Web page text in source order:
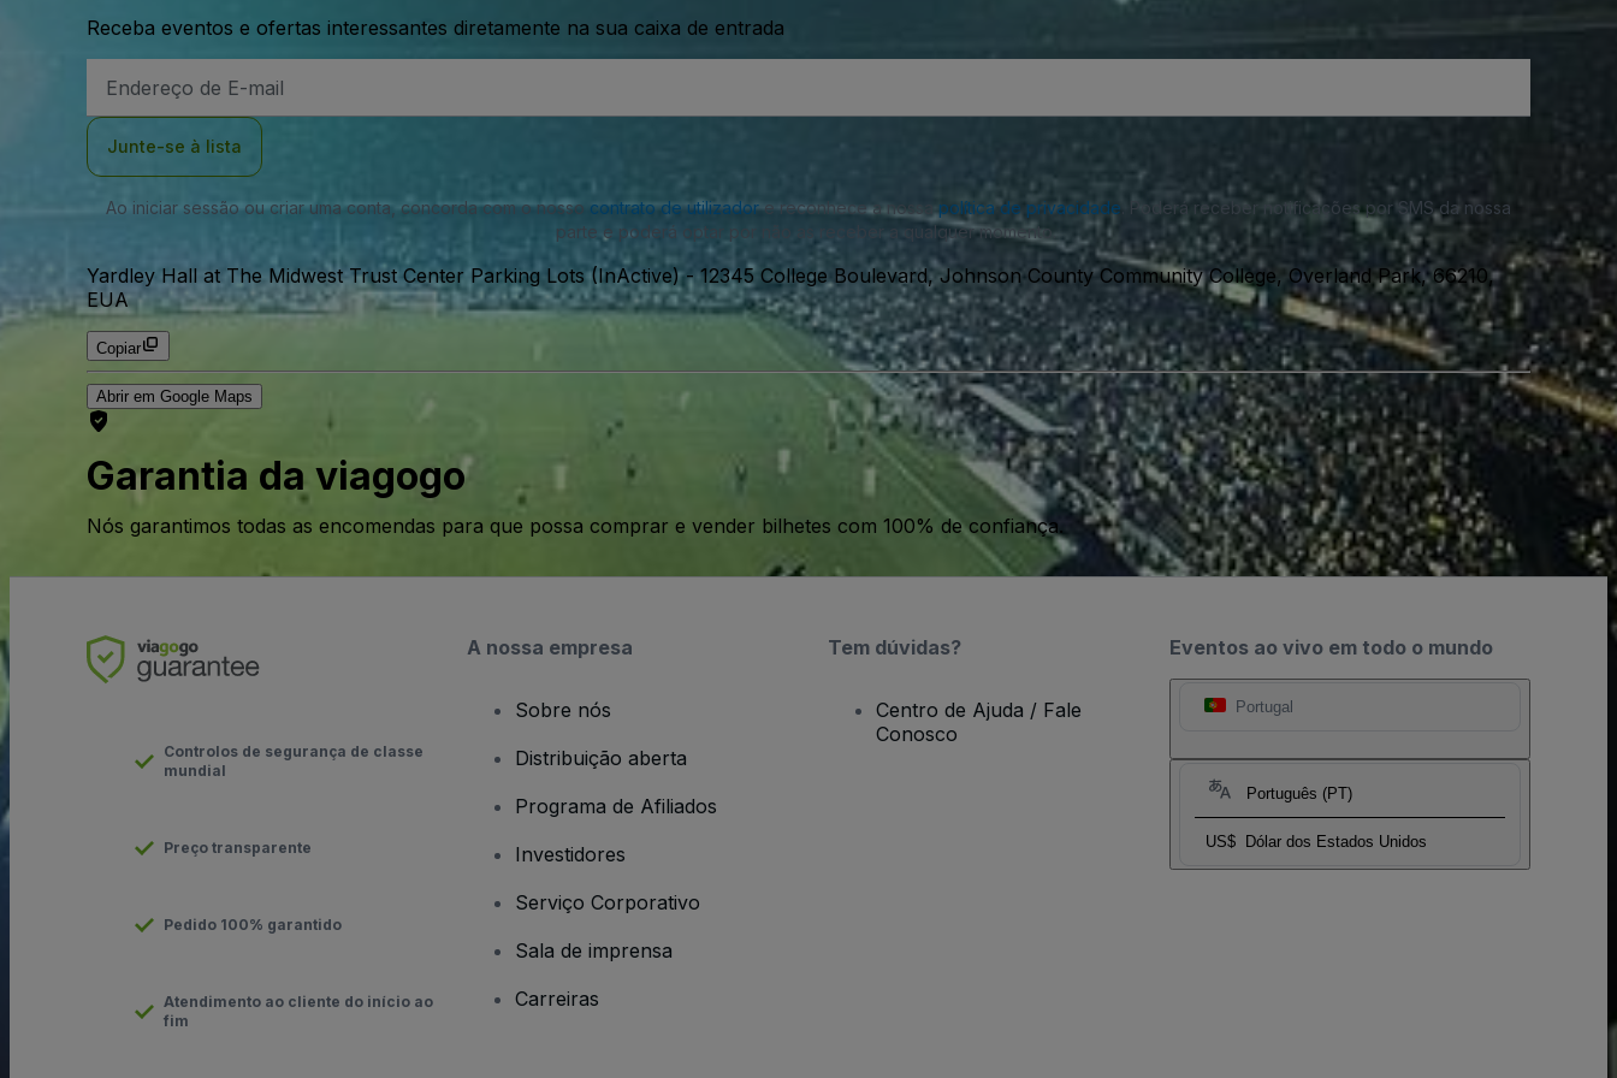
Receba eventos e ofertas interessantes diretamente na sua caixa de entrada
de
Junte-se à lista
Ao iniciar sessão ou criar uma conta, concorda com o nosso contrato de utilizadore reconhece a nossa política de privacidade . Poderá receber notificações por SMS da nossa
parte e poderá optar por não as receber a qualquer momento.
Yardley Hall at The Midwest Trust Center Parking Lots (InActive)-12345 College Boulevard, Johnson County Community College, Overland Park, 66210,
EUA
Copiar
Abrir em Google Maps
Garantia da viagogo
Nós garantimos todas as encomendas para que possa comprar e vender bilhetes com 100% de confiança.
Eventos ao vivo em todo o mundo
Portugal
Português (PT)
US$ Dólar dos Estados Unidos
Controlos de segurança de classe
mundial
Preço transparente
Pedido 100% garantido
Atendimento ao cliente do início ao
fim
A nossa empresa
Sobre nós
Distribuição aberta
Programa de Afiliados
Investidores
Serviço Corporativo
Sala de imprensa
Carreiras
Tem dúvidas?
Centro de Ajuda / Fale
Conosco